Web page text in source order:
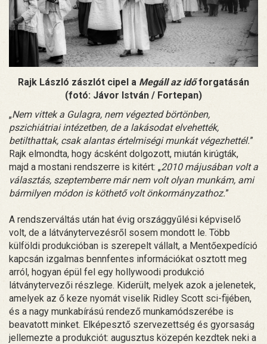
Rajk László zászlót cipel a Megáll az időforgatásán
(fotó: Jávor István / Fortepan)
„Nem vittek a Gulagra, nem végezted börtönben,
pszichiátriai intézetben, de a lakásodat elvehették,
betilthattak, csak alantas értelmiségi munkát végezhettél.”
Rajk elmondta, hogy ácsként dolgozott, miután kirúgták,
majd a mostani rendszerre is kitért: „2010 májusában volt a
választás, szeptemberre már nem volt olyan munkám, ami
bármilyen módon is köthető volt önkormányzathoz.”
A rendszerváltás után hat évig országgyűlési képviselő
volt, de a látványtervezésről sosem mondott le. Több
külföldi produkcióban is szerepelt vállalt, a Mentőexpedíció
kapcsán izgalmas bennfentes információkat osztott meg
arról, hogyan épül fel egy hollywoodi produkció
látványtervezői részlege. Kiderült, melyek azok a jelenetek,
amelyek az ő keze nyomát viselik Ridley Scott sci-fijében,
és a nagy munkabírású rendező munkamódszerébe is
beavatott minket. Elképesztő szervezettség és gyorsaság
jellemezte a produkciót: augusztus közepén kezdtek neki a